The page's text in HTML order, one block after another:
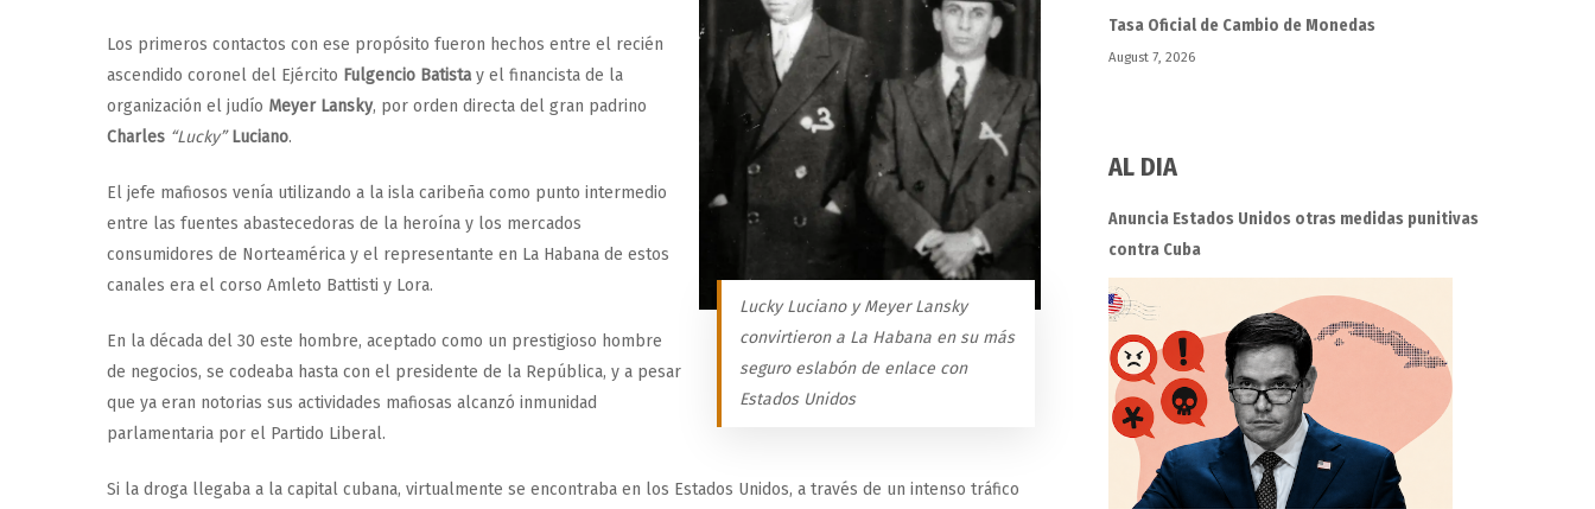
Lucky Luciano y Meyer Lansky
convirtieron a La Habana en su más
seguro eslabón de enlace con
Estados Unidos
Los primeros contactos con ese propósito fueron hechos entre el recién
ascendido coronel del Ejército Fulgencio Batista y el financista de la
organización el judío Meyer Lansky, por orden directa del gran padrino
Charles “Lucky” Luciano.
El jefe mafiosos venía utilizando a la isla caribeña como punto intermedio
entre las fuentes abastecedoras de la heroína y los mercados
consumidores de Norteamérica y el representante en La Habana de estos
canales era el corso Amleto Battisti y Lora.
En la década del 30 este hombre, aceptado como un prestigioso hombre
de negocios, se codeaba hasta con el presidente de la República, y a pesar
que ya eran notorias sus actividades mafiosas alcanzó inmunidad
parlamentaria por el Partido Liberal.
Si la droga llegaba a la capital cubana, virtualmente se encontraba en los Estados Unidos, a través de un intenso tráfico
Tasa Oficial de Cambio de Monedas
August 7, 2026
AL DIA
Anuncia Estados Unidos otras medidas punitivas
contra Cuba